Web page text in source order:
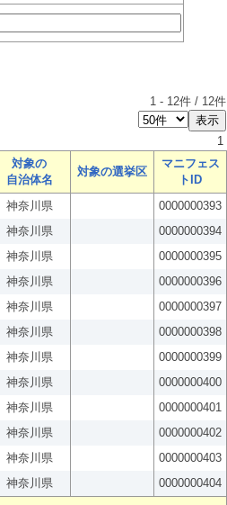
1 - 12件 / 12件
1
対象の
自治体名
対象の選挙区
マニフェス
トID
神奈川県
0000000393
神奈川県
0000000394
神奈川県
0000000395
神奈川県
0000000396
神奈川県
0000000397
神奈川県
0000000398
神奈川県
0000000399
神奈川県
0000000400
神奈川県
0000000401
神奈川県
0000000402
神奈川県
0000000403
神奈川県 0000000404